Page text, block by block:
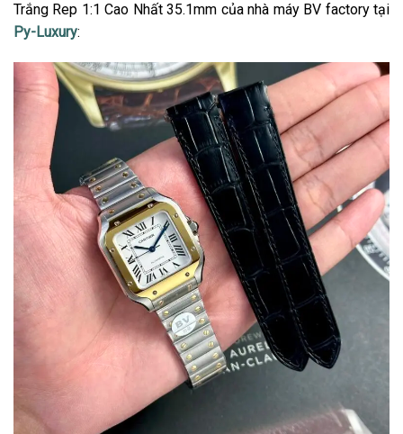
Trắng Rep 1:1 Cao Nhất 35.1mm của nhà máy BV factory tại
Py-Luxury: